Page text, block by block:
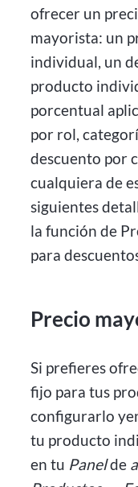
ofrecer un
mayorista: un
individual, un
producto
porcentual
por rol,
descuento por
cualquiera de
siguientes
la función de
para
Precio
Si prefieres
fijo para tus
configurarlo
tu producto
en tu Panelde